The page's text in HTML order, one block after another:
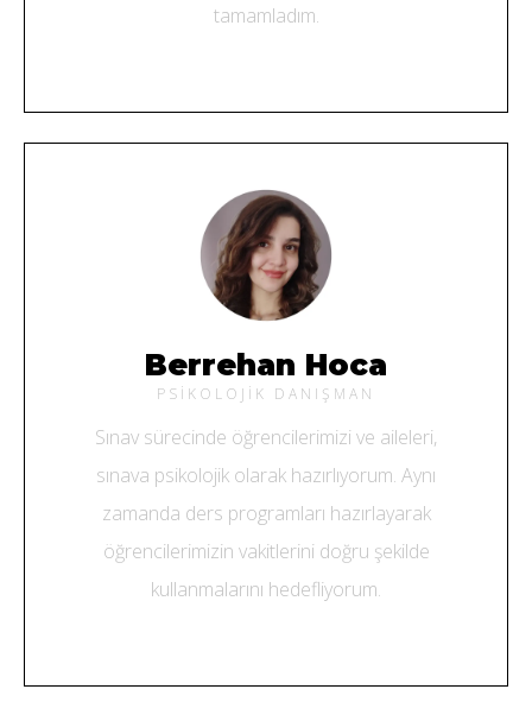
tamamladım.
Berrehan Hoca
PSIKOLOJIK DANIŞMAN
Sınav sürecinde öğrencilerimizi ve aileleri,
sınava psikolojik olarak hazırlıyorum. Aynı
zamanda ders programları hazırlayarak
öğrencilerimizin vakitlerini doğru şekilde
kullanmalarını hedefliyorum.